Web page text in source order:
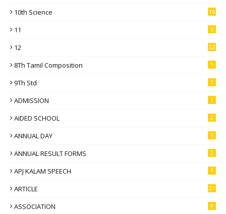
10th Science 16
11 5
12 22
8Th Tamil Composition 1
9Th Std 1
ADMISSION 1
AIDED SCHOOL 2
ANNUAL DAY 1
ANNUAL RESULT FORMS 2
APJ KALAM SPEECH 1
ARTICLE 21
ASSOCIATION 9